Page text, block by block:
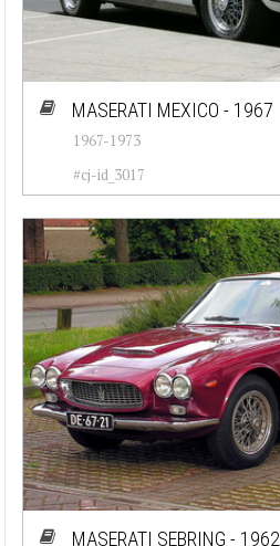
MASERATI MEXICO - 1967
1967-1973
#cj-id_3017
MASERATI SEBRING - 1962